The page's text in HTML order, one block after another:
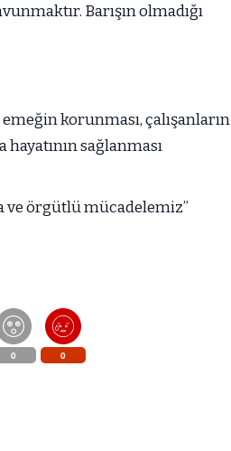
Barışın olmadığı
korunması, çalışanların
sağlanması
ve örgütlü mücadelemiz”
0 0